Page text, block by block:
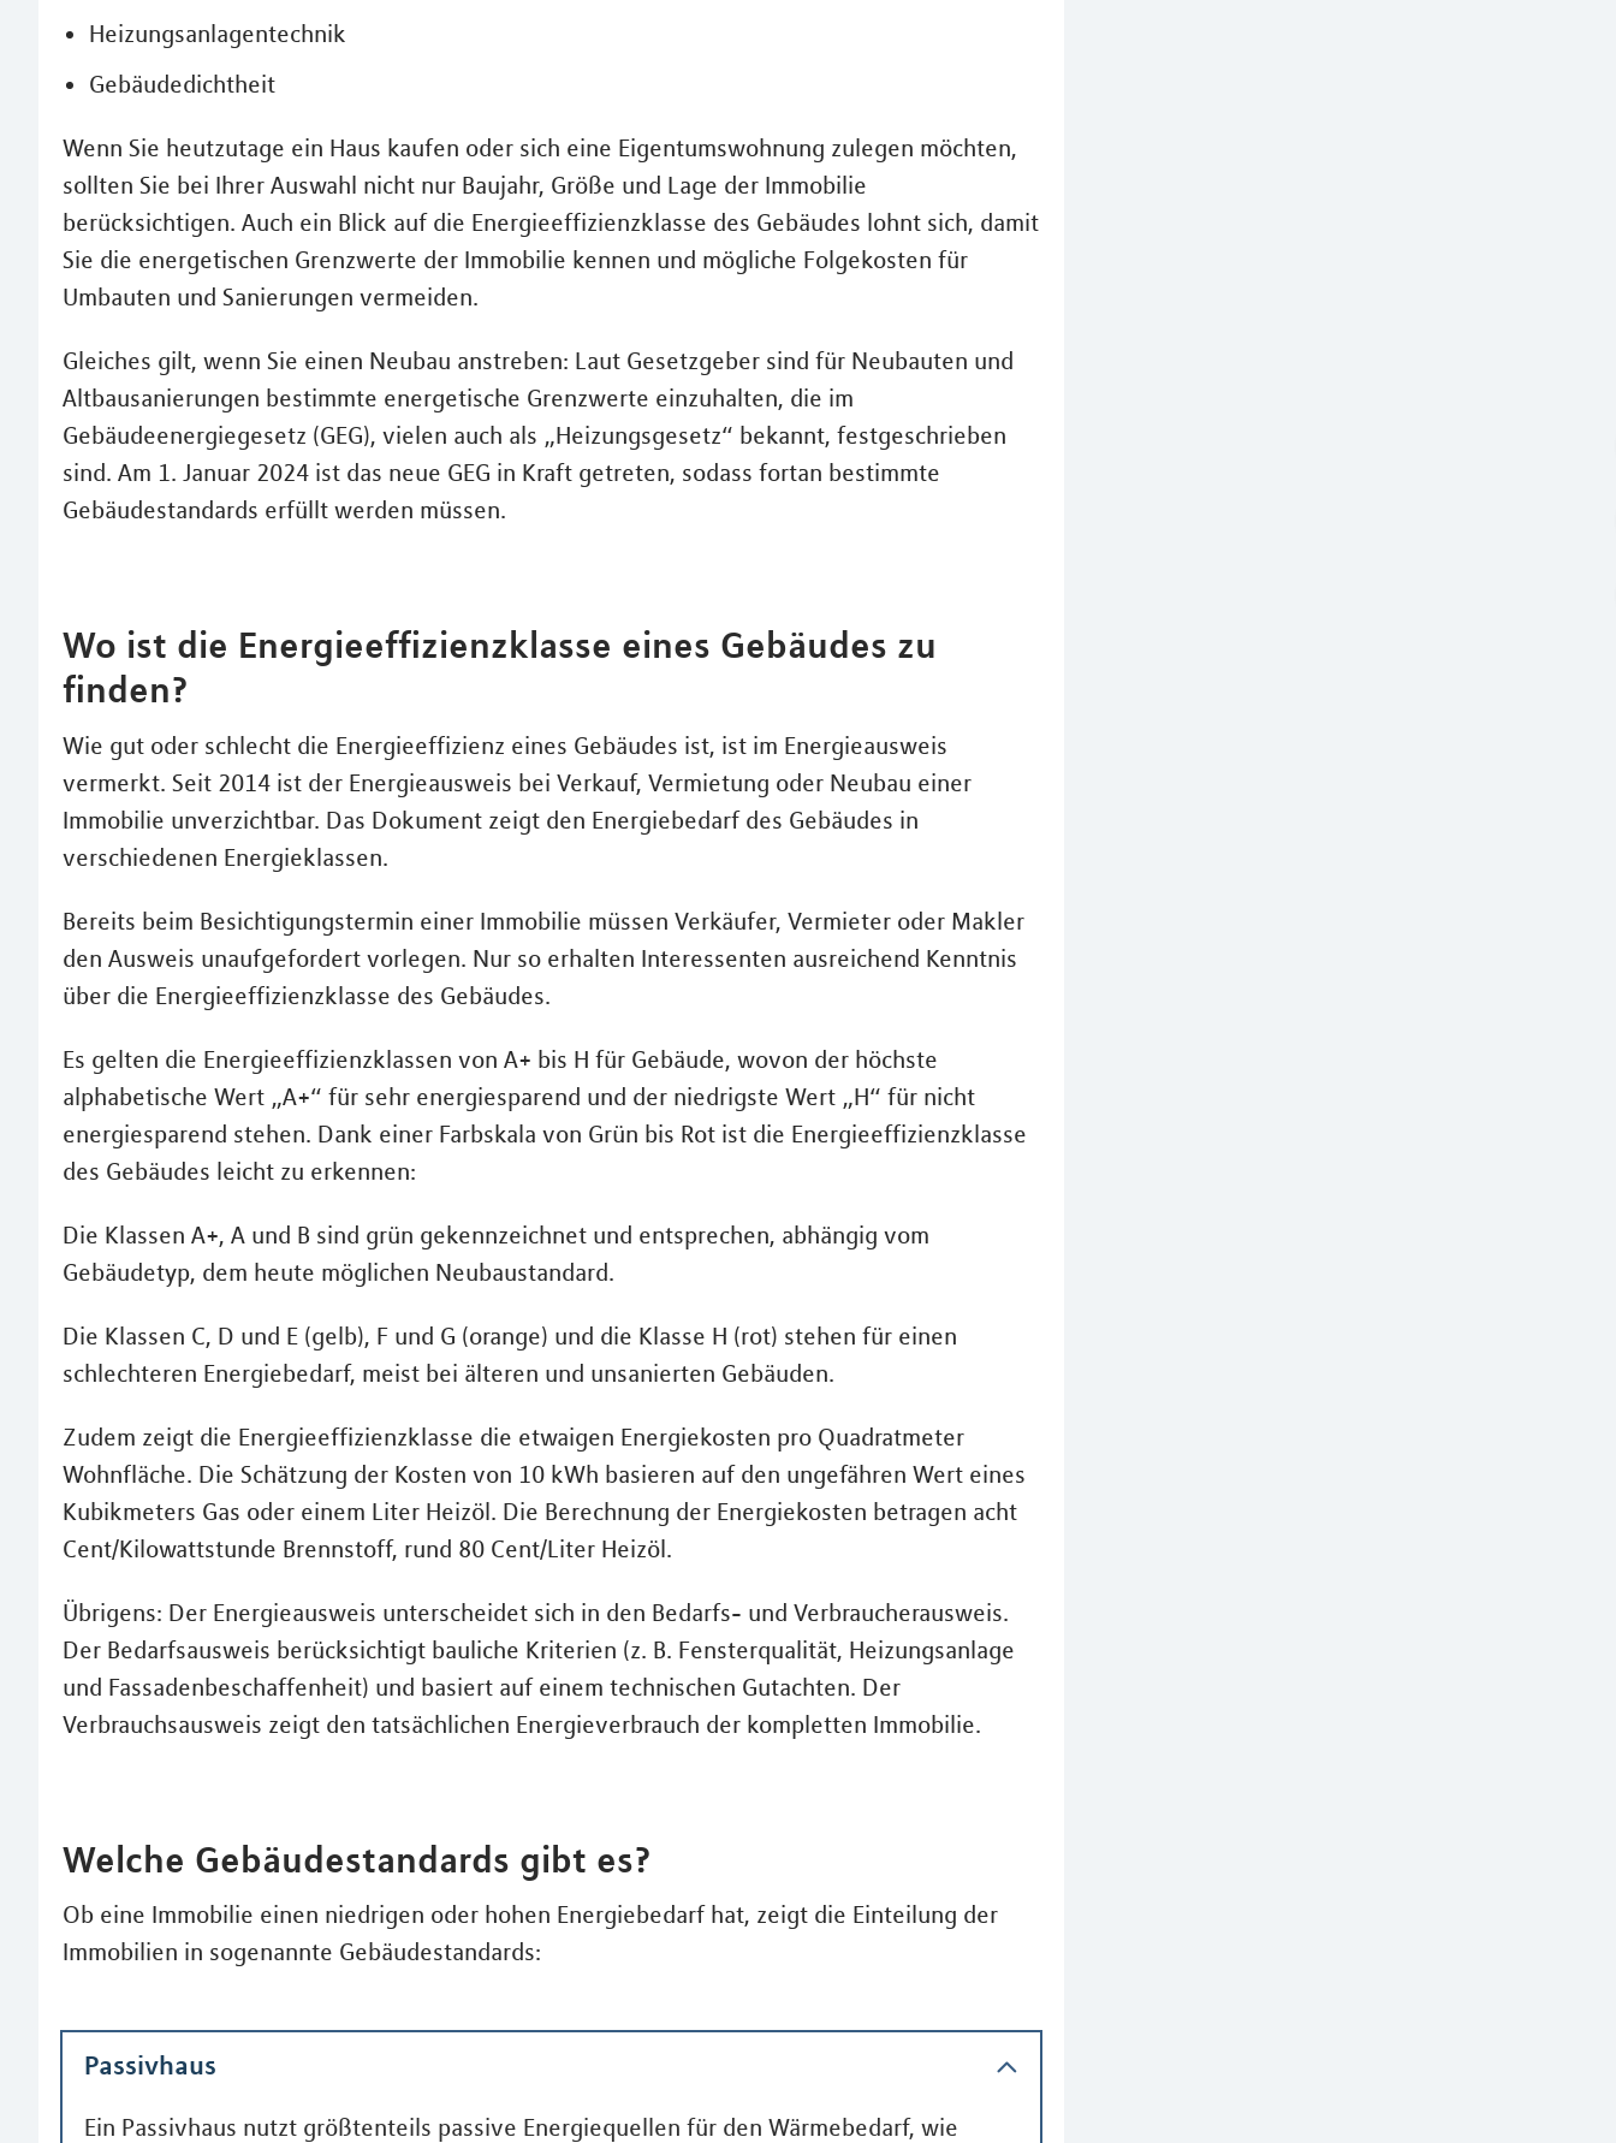
Heizungsanlagentechnik
Gebäudedichtheit
Wenn Sie heutzutage ein Haus kaufen oder sich eine Eigentumswohnung zulegen möchten,
sollten Sie bei Ihrer Auswahl nicht nur Baujahr, Größe und Lage der Immobilie
berücksichtigen. Auch ein Blick auf die Energieeffizienzklasse des Gebäudes lohnt sich, damit
Sie die energetischen Grenzwerte der Immobilie kennen und mögliche Folgekosten für
Umbauten und Sanierungen vermeiden.
Gleiches gilt, wenn Sie einen Neubau anstreben: Laut Gesetzgeber sind für Neubauten und
Altbausanierungen bestimmte energetische Grenzwerte einzuhalten, die im
Gebäudeenergiegesetz (GEG), vielen auch als „Heizungsgesetz“ bekannt, festgeschrieben
sind. Am 1. Januar 2024 ist das neue GEG in Kraft getreten, sodass fortan bestimmte
Gebäudestandards erfüllt werden müssen.
Wo ist die Energieeffizienzklasse eines Gebäudes zu
finden?
Wie gut oder schlecht die Energieeffizienz eines Gebäudes ist, ist im Energieausweis
vermerkt. Seit 2014 ist der Energieausweis bei Verkauf, Vermietung oder Neubau einer
Immobilie unverzichtbar. Das Dokument zeigt den Energiebedarf des Gebäudes in
verschiedenen Energieklassen.
Bereits beim Besichtigungstermin einer Immobilie müssen Verkäufer, Vermieter oder Makler
den Ausweis unaufgefordert vorlegen. Nur so erhalten Interessenten ausreichend Kenntnis
über die Energieeffizienzklasse des Gebäudes.
Es gelten die Energieeffizienzklassen von A+ bis H für Gebäude, wovon der höchste
alphabetische Wert „A+“ für sehr energiesparend und der niedrigste Wert „H“ für nicht
energiesparend stehen. Dank einer Farbskala von Grün bis Rot ist die Energieeffizienzklasse
des Gebäudes leicht zu erkennen:
Die Klassen A+, A und B sind grün gekennzeichnet und entsprechen, abhängig vom
Gebäudetyp, dem heute möglichen Neubaustandard.
Die Klassen C, D und E (gelb), F und G (orange) und die Klasse H (rot) stehen für einen
schlechteren Energiebedarf, meist bei älteren und unsanierten Gebäuden.
Zudem zeigt die Energieeffizienzklasse die etwaigen Energiekosten pro Quadratmeter
Wohnfläche. Die Schätzung der Kosten von 10 kWh basieren auf den ungefähren Wert eines
Kubikmeters Gas oder einem Liter Heizöl. Die Berechnung der Energiekosten betragen acht
Cent/Kilowattstunde Brennstoff, rund 80 Cent/Liter Heizöl.
Übrigens: Der Energieausweis unterscheidet sich in den Bedarfs- und Verbraucherausweis.
Der Bedarfsausweis berücksichtigt bauliche Kriterien (z. B. Fensterqualität, Heizungsanlage
und Fassadenbeschaffenheit) und basiert auf einem technischen Gutachten. Der
Verbrauchsausweis zeigt den tatsächlichen Energieverbrauch der kompletten Immobilie.
Welche Gebäudestandards gibt es?
Ob eine Immobilie einen niedrigen oder hohen Energiebedarf hat, zeigt die Einteilung der
Immobilien in sogenannte Gebäudestandards:
Passivhaus
Ein Passivhaus nutzt größtenteils passive Energiequellen für den Wärmebedarf, wie